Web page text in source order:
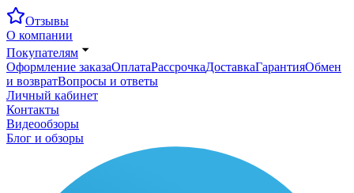
Отзывы
О компании
Покупателям
Оформление заказаОплатаРассрочкаДоставкаГарантияОбмен
и возвратВопросы и ответы
Личный кабинет
Контакты
Видеообзоры
Блог и обзоры